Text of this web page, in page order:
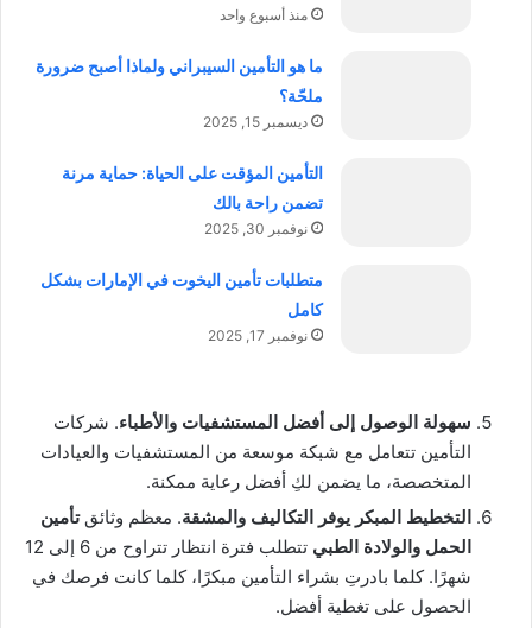
منذ أسبوع واحد
ما هو التأمين السيبراني ولماذا أصبح ضرورة
ملحّة؟
ديسمبر 15, 2025
التأمين المؤقت على الحياة: حماية مرنة
تضمن راحة بالك
نوفمبر 30, 2025
متطلبات تأمين اليخوت في الإمارات بشكل
كامل
نوفمبر 17, 2025
سهولة الوصول إلى أفضل المستشفيات والأطباء. شركات
التأمين تتعامل مع شبكة موسعة من المستشفيات والعيادات
المتخصصة، ما يضمن لكِ أفضل رعاية ممكنة.
التخطيط المبكر يوفر التكاليف والمشقة. معظم وثائقتأمين
الحمل والولادة الطبي
تتطلب فترة انتظار تتراوح من 6 إلى 12
شهرًا. كلما بادرتِ بشراء التأمين مبكرًا، كلما كانت فرصك في
الحصول على تغطية أفضل.